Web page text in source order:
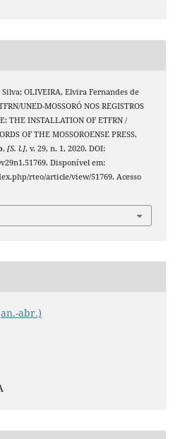
Silva; OLIVEIRA, Elvira Fernandes de
UNED-MOSSORÓ NOS REGISTROS
THE INSTALLATION OF ETFRN /
OF THE MOSSOROENSE PRESS.
, [S. l.], v. 29, n. 1, 2020. DOI:
Disponível em:
rteo/article/view/51769. Acesso
abr.)